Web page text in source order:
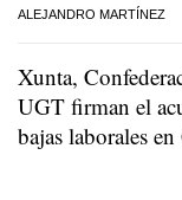
ALEJANDRO MARTÍNEZ
Xunta,
UGT firman el
bajas laborales